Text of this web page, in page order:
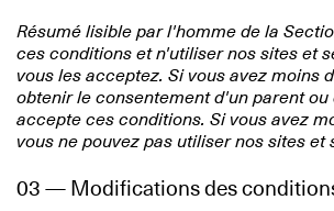
Résumé lisible par l'homme de la
ces conditions et n'utiliser nos sites et
vous les acceptez. Si vous avez moins
obtenir le consentement d'un parent
accepte ces conditions. Si vous avez
vous ne pouvez pas utiliser nos sites et
03 — Modifications des